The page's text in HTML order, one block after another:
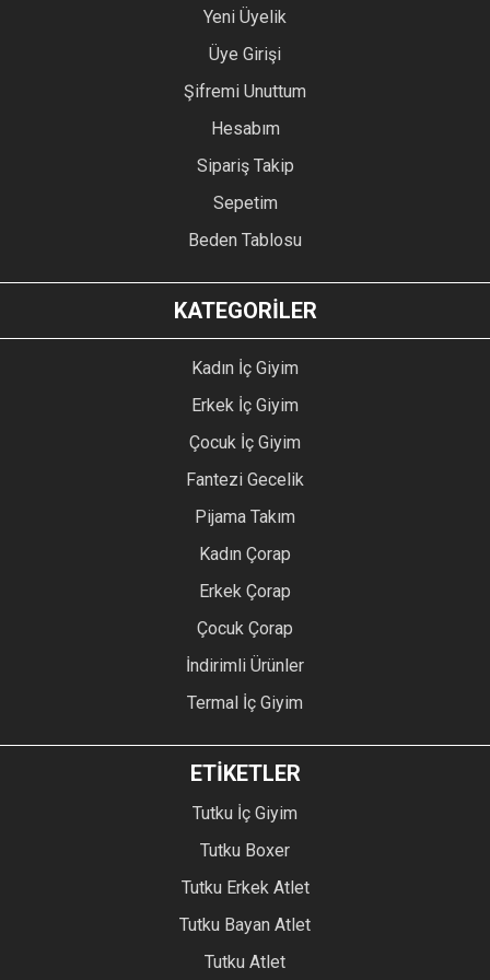
Yeni Üyelik
Üye Girişi
Şifremi Unuttum
Hesabım
Sipariş Takip
Sepetim
Beden Tablosu
KATEGORİLER
Kadın İç Giyim
Erkek İç Giyim
Çocuk İç Giyim
Fantezi Gecelik
Pijama Takım
Kadın Çorap
Erkek Çorap
Çocuk Çorap
İndirimli Ürünler
Termal İç Giyim
ETİKETLER
Tutku İç Giyim
Tutku Boxer
Tutku Erkek Atlet
Tutku Bayan Atlet
Tutku Atlet